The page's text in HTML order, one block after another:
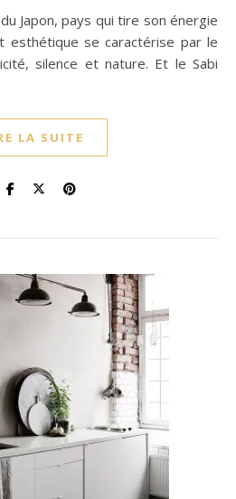
esthétique se caractérise par le
silence et nature. Et le Sabi
LA SUITE